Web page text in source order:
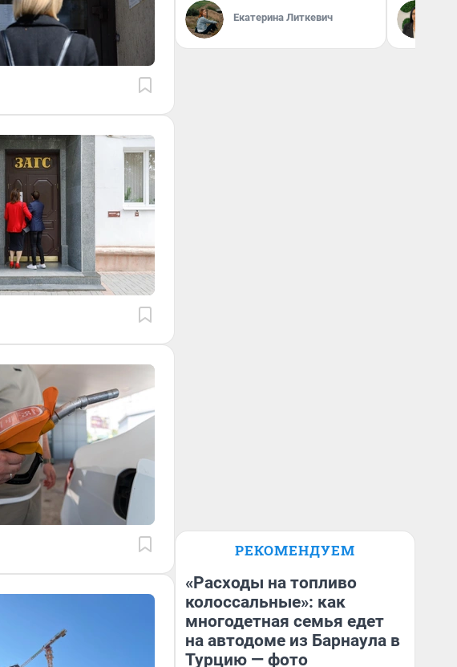
Екатерина Литкевич
РЕКОМЕНДУЕМ
«Расходы на топливо
колоссальные»: как
многодетная семья едет
на автодоме из Барнаула в
Турцию — фото